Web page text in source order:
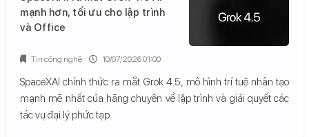
mạnh hơn, tối ưu cho lập trình
và Office
SpaceXAI chính thức ra mắt Grok 4.5, mô hình trí tuệ nhân tạo
mạnh mẽ nhất của hãng chuyên về lập trình và giải quyết các
tác vụ đại lý phức tạp.
Tin công nghệ 10/07/2026 01:00